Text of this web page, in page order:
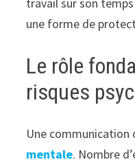
une forme de
Le rôle
risques
Une communication
mentale. Nombre